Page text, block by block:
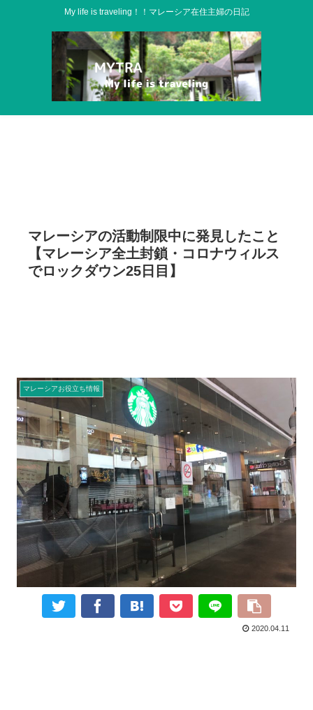
My life is traveling！！マレーシア在住主婦の日記
マレーシアの活動制限中に発見したこと
【マレーシア全土封鎖・コロナウィルス
でロックダウン25日目】
マレーシアお役立ち情報
2020.04.11